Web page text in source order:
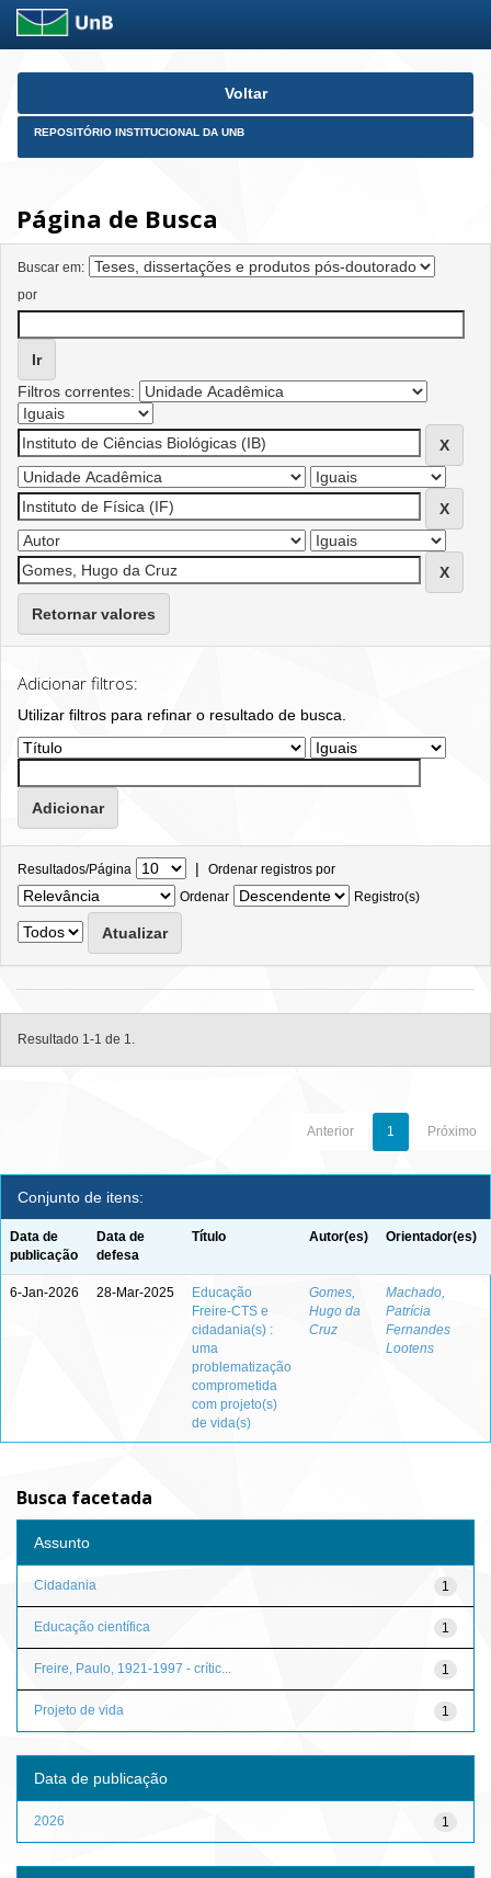
Skip
Voltar
REPOSITÓRIO INSTITUCIONAL DA UNB
Página de Busca
Buscar em:
por
Filtros correntes:
Retornar valores
Adicionar filtros:
Utilizar filtros para refinar o resultado de busca.
Resultados/Página | Ordenar registros por
Ordenar
Registro(s)
Resultado 1-1 de 1.
Anterior 1 Próximo
Conjunto de itens:
Data de
publicação
Data de
defesa
Título Autor(es) Orientador(es)
6-Jan-2026 28-Mar-2025
Educação
Freire-CTS e
cidadania(s) :
uma
problematização
comprometida
com projeto(s)
de vida(s)
Gomes,
Hugo da
Cruz
Machado,
Patrícia
Fernandes
Lootens
Busca facetada
Assunto
1
Cidadania
1
Educação científica
1
Freire, Paulo, 1921-1997 - crític...
1
Projeto de vida
Data de publicação
1
2026